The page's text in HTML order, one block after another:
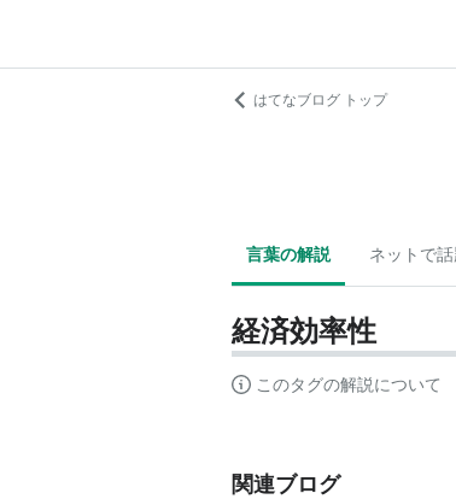
はてなブログ トップ
言葉の解説 ネットで話
経済効率性
このタグの解説について
関連ブログ